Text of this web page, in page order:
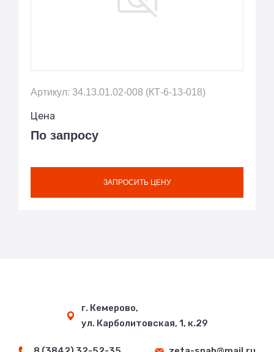
Артикул: 34.13.01.02-008 (КТ-6-13-018)
Цена
По запросу
ЗАПРОСИТЬ ЦЕНУ
г. Кемерово,
ул. Карболитовская, 1, к.29